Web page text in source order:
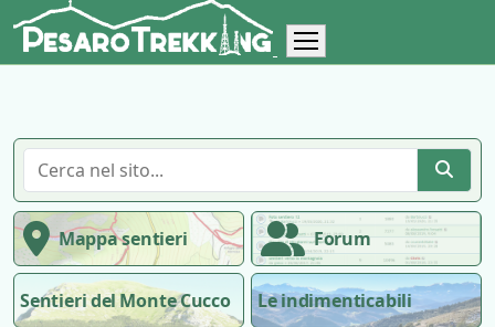
Mappa sentieri Forum
Sentieri del Monte Cucco Le indimenticabili